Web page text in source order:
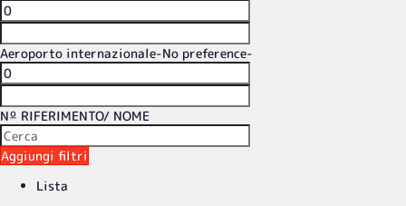
Aeroporto internazionale-No preference-
Nº RIFERIMENTO/ NOME
Aggiungi filtri
Lista